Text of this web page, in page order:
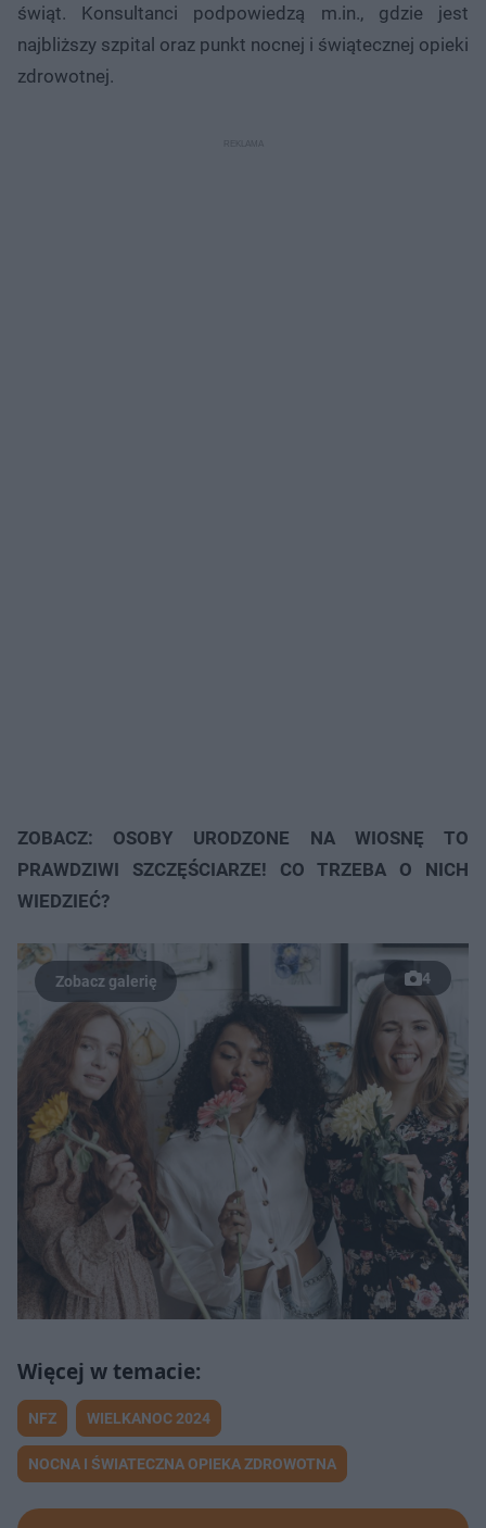
świąt. Konsultanci podpowiedzą m.in., gdzie jest
najbliższy szpital oraz punkt nocnej i świątecznej opieki
zdrowotnej.
ZOBACZ: OSOBY URODZONE NA WIOSNĘ TO
PRAWDZIWI SZCZĘŚCIARZE! CO TRZEBA O NICH
WIEDZIEĆ?
4
NFZ WIELKANOC 2024
NOCNA I ŚWIATECZNA OPIEKA ZDROWOTNA